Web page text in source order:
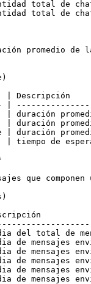
cantidad total
total de
promedio
|
|
duración
| duración
| tiempo de
que
total de
mensajes
mensajes
de mensajes
de mensajes
de mensajes